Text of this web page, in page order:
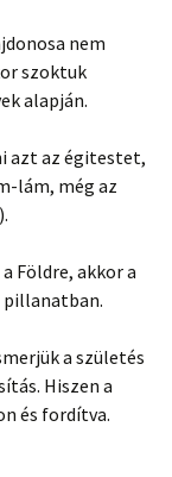
nem
szoktuk
alapján.
azt az égitestet,
lám, még az
Földre, akkor a
pillanatban.
a születés
Hiszen a
és fordítva.